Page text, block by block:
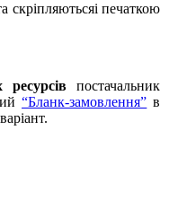
скріпляютьсяі печаткою
постачальник
“Бланк-замовлення” в